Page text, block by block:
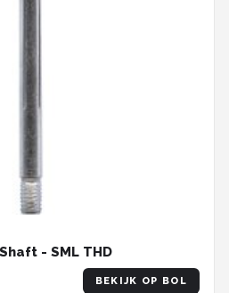
- SML THD
BEKIJK OP BOL